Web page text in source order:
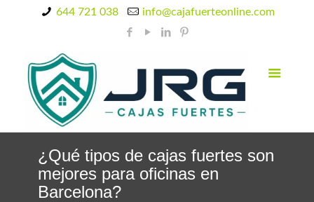
644 721 038 info@cajafuerteonline.com
¿Qué tipos de cajas fuertes son
mejores para oficinas en
Barcelona?